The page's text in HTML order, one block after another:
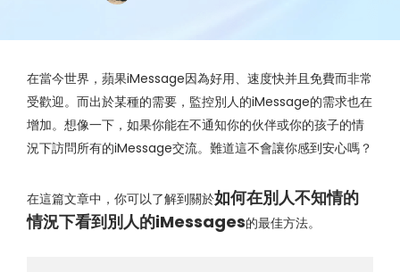
在當今世界，蘋果iMessage因為好用、速度快并且免費而非常
受歡迎。而出於某種的需要，監控別人的iMessage的需求也在
增加。想像一下，如果你能在不通知你的伙伴或你的孩子的情
況下訪問所有的iMessage交流。難道這不會讓你感到安心嗎？
在這篇文章中，你可以了解到關於如何在別人不知情的
情況下看到別人的iMessages的最佳方法。